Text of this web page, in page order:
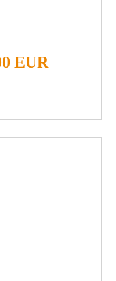
EUR